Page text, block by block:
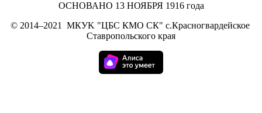
ОСНОВАНО 13 НОЯБРЯ 1916 года
© 2014–2021
МКУK "ЦБС КМО СК" с.Красногвардейское
Ставропольского края